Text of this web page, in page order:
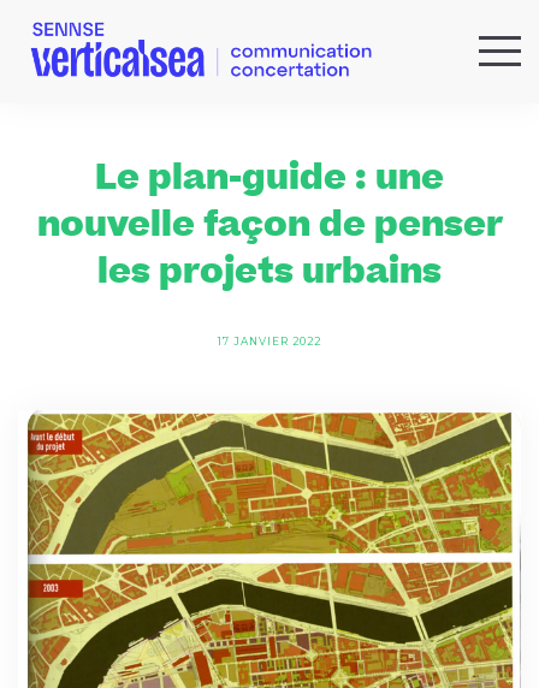
ACTUS & IDÉES
NEWSLETTER
Le plan-guide : une
nouvelle façon de penser
les projets urbains
17 JANVIER 2022